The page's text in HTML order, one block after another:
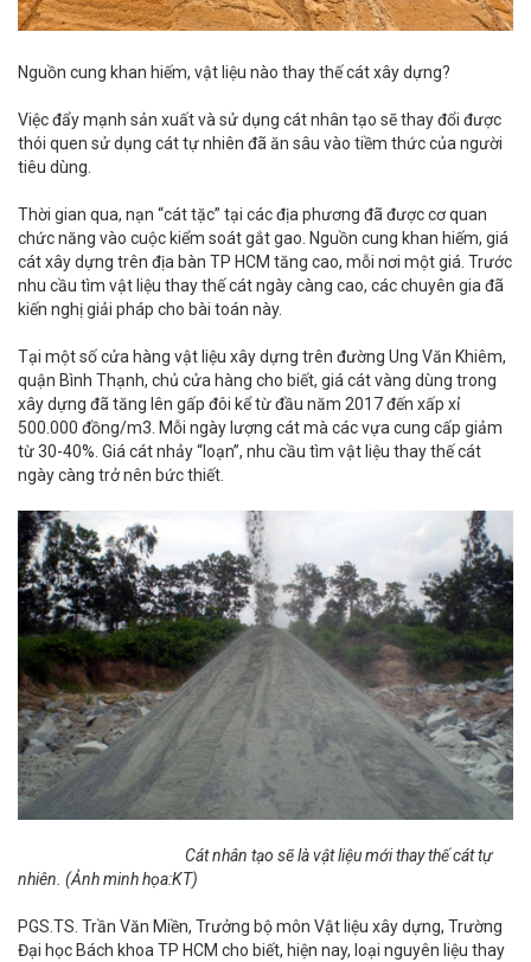
Nguồn cung khan hiếm, vật liệu nào thay thế cát xây dựng?
Việc đẩy mạnh sản xuất và sử dụng cát nhân tạo sẽ thay đổi được
thói quen sử dụng cát tự nhiên đã ăn sâu vào tiềm thức của người
tiêu dùng.
Thời gian qua, nạn “cát tặc” tại các địa phương đã được cơ quan
chức năng vào cuộc kiểm soát gắt gao. Nguồn cung khan hiếm, giá
cát xây dựng trên địa bàn TP HCM tăng cao, mỗi nơi một giá. Trước
nhu cầu tìm vật liệu thay thế cát ngày càng cao, các chuyên gia đã
kiến nghị giải pháp cho bài toán này.
Tại một số cửa hàng vật liệu xây dựng trên đường Ung Văn Khiêm,
quận Bình Thạnh, chủ cửa hàng cho biết, giá cát vàng dùng trong
xây dựng đã tăng lên gấp đôi kể từ đầu năm 2017 đến xấp xỉ
500.000 đồng/m3. Mỗi ngày lượng cát mà các vựa cung cấp giảm
từ 30-40%. Giá cát nhảy “loạn”, nhu cầu tìm vật liệu thay thế cát
ngày càng trở nên bức thiết.
Cát nhân tạo sẽ là vật liệu mới thay thế cát tự
nhiên. (Ảnh minh họa:KT)
PGS.TS. Trần Văn Miền, Trưởng bộ môn Vật liệu xây dựng, Trường
Đại học Bách khoa TP HCM cho biết, hiện nay, loại nguyên liệu thay